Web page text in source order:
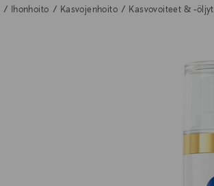
Ihonhoito Kasvojenhoito Kasvovoiteet & -öljyt